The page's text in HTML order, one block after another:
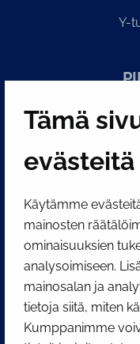
Tämä
evästeitä
Käytämme
mainosten
ominaisuuksien
analysoimiseen.
mainosalan ja
tietoja siitä, miten
Kumppanimme
Y-